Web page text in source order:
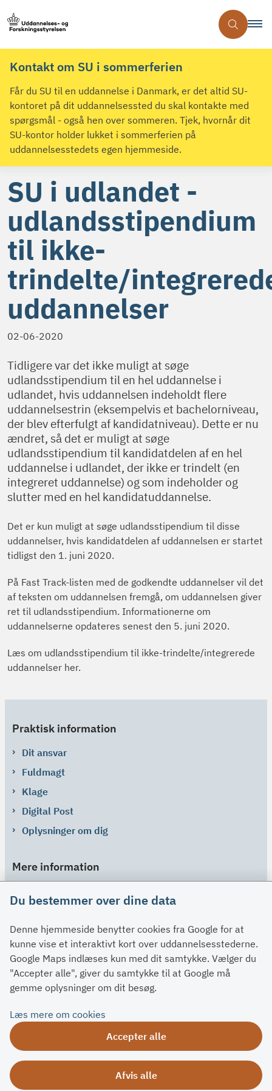
Kontakt om SU i sommerferien
Får du SU til en uddannelse i Danmark, er det altid SU-
kontoret på dit uddannelsessted du skal kontakte med
spørgsmål - også hen over sommeren. Tjek, hvornår dit
SU-kontor holder lukket i sommerferien på
uddannelsesstedets egen hjemmeside.
SU i udlandet -
udlandsstipendium
til ikke-
trindelte/
uddannelser
02-06-2020
Tidligere var det ikke muligt at søge
udlandsstipendium til en hel uddannelse i
udlandet, hvis uddannelsen indeholdt flere
uddannelsestrin (eksempelvis et bachelorniveau,
der blev efterfulgt af kandidatniveau). Dette er nu
ændret, så det er muligt at søge
udlandsstipendium til kandidatdelen af en hel
uddannelse i udlandet, der ikke er trindelt (en
integreret uddannelse) og som indeholder og
slutter med en hel kandidatuddannelse.
Det er kun muligt at søge udlandsstipendium til disse
uddannelser, hvis kandidatdelen af uddannelsen er startet
tidligst den 1. juni 2020.
På Fast Track-listen med de godkendte uddannelser vil det
af teksten om uddannelsen fremgå, om uddannelsen giver
ret til udlandsstipendium. Informationerne om
uddannelserne opdateres senest den 5. juni 2020.
Læs om udlandsstipendium til ikke-trindelte/integrerede
uddannelser her.
Praktisk information
Dit ansvar
Fuldmagt
Klage
Digital Post
Oplysninger om dig
Mere information
Spørgsmål og svar
Kontakt
Paragraffer
Om su.dk
Du bestemmer over dine data
Denne hjemmeside benytter cookies fra Google for at
kunne vise et interaktivt kort over uddannelsesstederne.
Google Maps indlæses kun med dit samtykke. Vælger du
"Accepter alle", giver du samtykke til at Google må
gemme oplysninger om dit besøg.
Læs mere om cookies
Accepter alle
Afvis alle